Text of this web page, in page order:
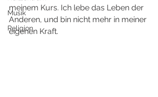
Musik
Religion
meinem Kurs. Ich lebe das Leben der
Anderen, und bin nicht mehr in meiner
eigenen Kraft.